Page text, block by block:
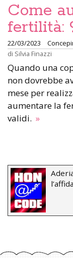
Come
fertilità:
22/03/2023
di Silvia Finazzi
Quando una
non dovrebbe
mese per
aumentare la
validi. »